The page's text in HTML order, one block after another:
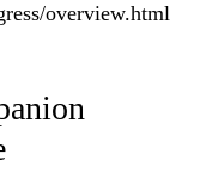
overview.html